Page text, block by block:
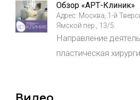
Обзор «АРТ-Клиник»
Адрес: Москва, 1-й
Ямской пер., 13/5.
Направление
пластическая